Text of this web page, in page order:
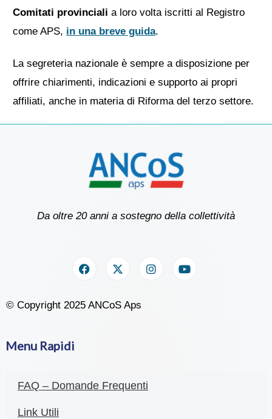
Comitati provinciali a loro volta iscritti al Registro
come APS, in una breve guida.
La segreteria nazionale è sempre a disposizione per
offrire chiarimenti, indicazioni e supporto ai propri
affiliati, anche in materia di Riforma del terzo settore.
Da oltre 20 anni a sostegno della collettività
© Copyright 2025 ANCoS Aps
Menu Rapidi
FAQ – Domande Frequenti
Link Utili